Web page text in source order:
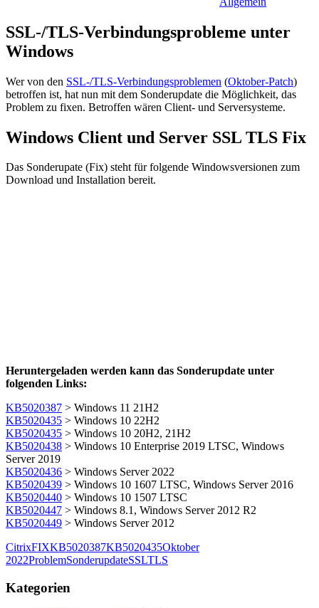
SSL-/TLS-Verbindungsprobleme unter
Windows
Wer von den SSL-/TLS-Verbindungsproblemen (Oktober-Patch)
betroffen ist, hat nun mit dem Sonderupdate die Möglichkeit, das
Problem zu fixen. Betroffen wären Client- und Serversysteme.
Windows Client und Server SSL TLS Fix
Das Sonderupate (Fix) steht für folgende Windowsversionen zum
Download und Installation bereit.
Heruntergeladen werden kann das Sonderupdate unter
folgenden Links:
KB5020387 > Windows 11 21H2
KB5020435 > Windows 10 22H2
KB5020435 > Windows 10 20H2, 21H2
KB5020438 > Windows 10 Enterprise 2019 LTSC, Windows
Server 2019
KB5020436 > Windows Server 2022
KB5020439 > Windows 10 1607 LTSC, Windows Server 2016
KB5020440 > Windows 10 1507 LTSC
KB5020447 > Windows 8.1, Windows Server 2012 R2
KB5020449 > Windows Server 2012
CitrixFIXKB5020387KB5020435Oktober
2022ProblemSonderupdateSSLTLS
Kategorien